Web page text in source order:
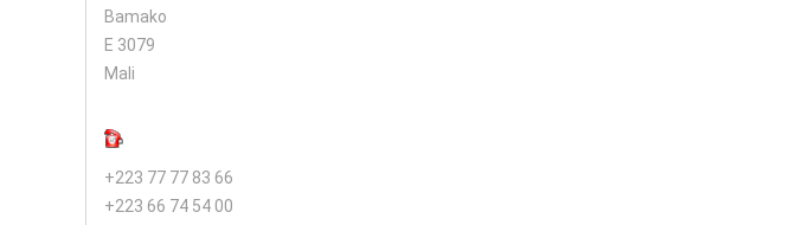
Bamako
E 3079
Mali
+223 77 77 83 66
+223 66 74 54 00